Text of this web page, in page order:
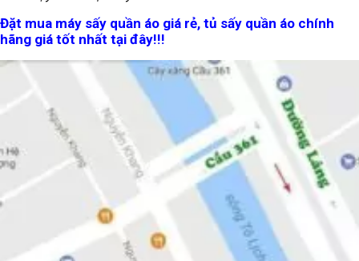
Đặt mua máy sấy quần áo giá rẻ, tủ sấy quần áo chính
hãng giá tốt nhất tại đây!!!